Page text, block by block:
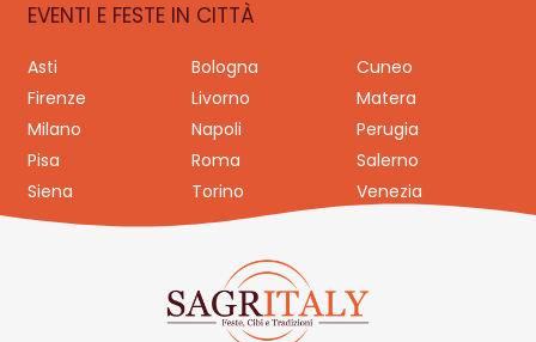
EVENTI E FESTE IN CITTÀ
Asti Bologna
Cuneo
Firenze
Livorno
Matera
Milano
Napoli
Perugia
Pisa
Roma
Salerno
Siena
Torino Venezia